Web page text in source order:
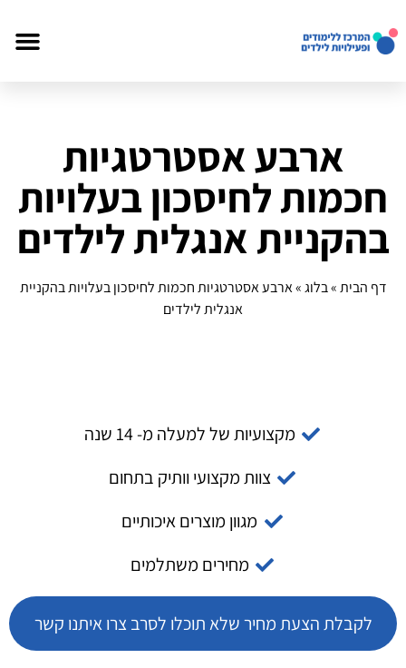
ארבע אסטרטגיות
חכמות לחיסכון בעלויות
בהקניית אנגלית לילדים
דף הבית»בלוג»ארבע אסטרטגיות חכמות לחיסכון בעלויות בהקניית
אנגלית לילדים
מקצועיות של למעלה מ- 14 שנה
צוות מקצועי וותיק בתחום
מגוון מוצרים איכותיים
מחירים משתלמים
לקבלת הצעת מחיר שלא תוכלו לסרב צרו איתנו קשר